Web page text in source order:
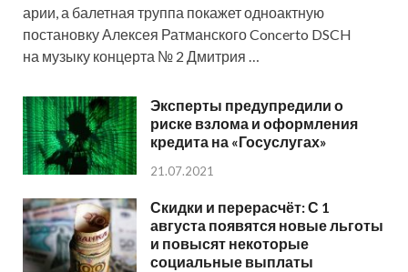
арии, а балетная труппа покажет одноактную
постановку Алексея Ратманского Concerto DSCH
на музыку концерта № 2 Дмитрия …
Эксперты предупредили о
риске взлома и оформления
кредита на «Госуслугах»
21.07.2021
Скидки и перерасчёт: С 1
августа появятся новые льготы
и повысят некоторые
социальные выплаты